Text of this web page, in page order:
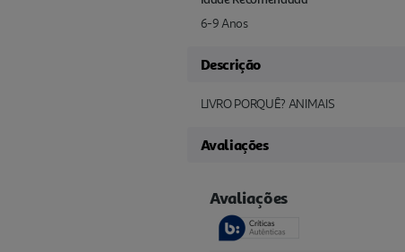
6-9 Anos
Descrição
LIVRO PORQUÊ? ANIMAIS
Avaliações